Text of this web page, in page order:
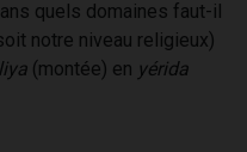
quels domaines faut-il
notre niveau religieux)
(montée) en yérida